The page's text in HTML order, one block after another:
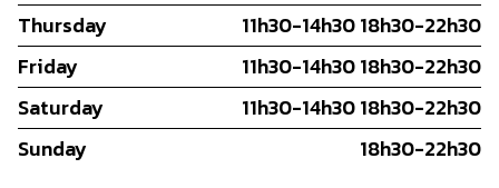
Thursday
11h30-14h30 18h30-22h30
Friday
11h30-14h30 18h30-22h30
Saturday
11h30-14h30 18h30-22h30
Sunday
18h30-22h30